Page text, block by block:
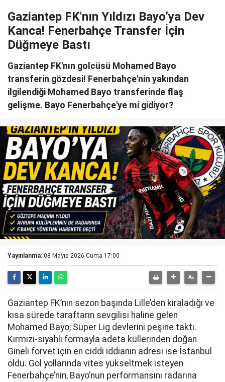
Gaziantep FK'nın Yıldızı Bayo’ya Dev
Kanca! Fenerbahçe Transfer İçin
Düğmeye Bastı
Gaziantep FK'nın golcüsü Mohamed Bayo
transferin gözdesi! Fenerbahçe'nin yakından
ilgilendiği Mohamed Bayo transferinde flaş
gelişme. Bayo Fenerbahçe'ye mi gidiyor?
Yayınlanma: 08 Mayıs 2026 Cuma 17:00
Gaziantep FK’nın sezon başında Lille’den kiraladığı ve
kısa sürede taraftarın sevgilisi haline gelen
Mohamed Bayo, Süper Lig devlerini peşine taktı.
Kırmızı-siyahlı formayla adeta küllerinden doğan
Gineli forvet için en ciddi iddianın adresi ise İstanbul
oldu. Gol yollarında vites yükseltmek isteyen
Fenerbahçe’nin, Bayo’nun performansını radarına